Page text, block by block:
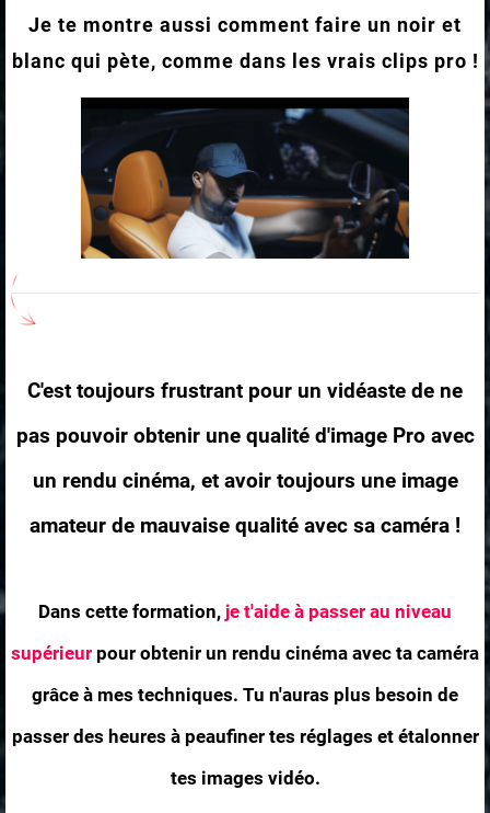
Je te montre aussi comment faire un noir et
blanc qui pète, comme dans les vrais clips pro !
C'est toujours frustrant pour un vidéaste de ne
pas pouvoir obtenir une qualité d'image Pro avec
un rendu cinéma, et avoir toujours une image
amateur de mauvaise qualité avec sa caméra !
Dans cette formation, je t'aide à passer au niveau
supérieur pour obtenir un rendu cinéma avec ta caméra
grâce à mes techniques. Tu n'auras plus besoin de
passer des heures à peaufiner tes réglages et étalonner
tes images vidéo.